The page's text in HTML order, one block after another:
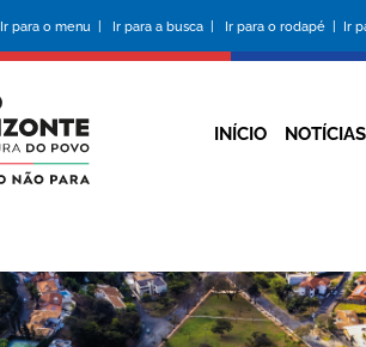
Ir para o menu | Ir para a busca | Ir para o rodapé | Ir
INÍCIO NOTÍCIAS